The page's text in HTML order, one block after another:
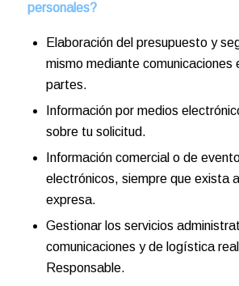
personales?
Elaboración del presupuesto y
mismo mediante comunicaciones
partes.
Información por medios
sobre tu solicitud.
Información comercial o de
electrónicos, siempre que exista
expresa.
Gestionar los servicios
comunicaciones y de logística
Responsable.